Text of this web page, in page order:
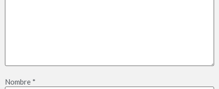
Nombre *